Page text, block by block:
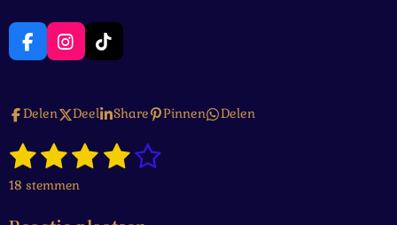
F
a
b
o
k
I
n
a
r
m
T
i
o
Delen Deel Share Pinnen Delen
R
a
t
1
s
t
2
s
3
s
4 5
S
18 stemmen